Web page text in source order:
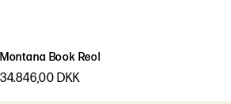
Montana Book Reol
34.846,00 DKK